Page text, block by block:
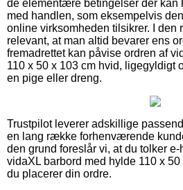
de elementære betingelser der
med handlen, som eksempelvis
online virksomheden tilsikrer. I den
relevant, at man altid bevarer ens
fremadrettet kan påvise ordren af
110 x 50 x 103 cm hvid, ligegyldigt
en pige eller dreng.
Trustpilot leverer adskillige
en lang række forhenværende
den grund foreslår vi, at du tolker
vidaXL barbord med hylde 110 x
du placerer din ordre.